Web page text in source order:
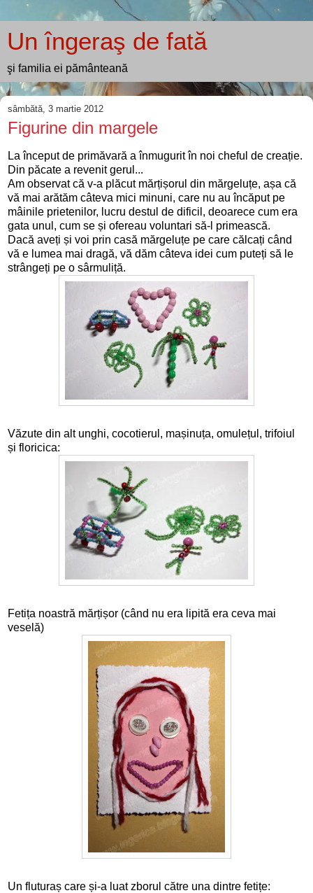
Un îngeraş de fată
şi familia ei pământeană
sâmbătă, 3 martie 2012
Figurine din margele
La început de primăvară a înmugurit în noi cheful de creație.
Din păcate a revenit gerul...
Am observat că v-a plăcut mărțișorul din mărgeluțe, așa că
vă mai arătăm câteva mici minuni, care nu au încăput pe
mâinile prietenilor, lucru destul de dificil, deoarece cum era
gata unul, cum se și ofereau voluntari să-l primească.
Dacă aveți și voi prin casă mărgeluțe pe care călcați când
vă e lumea mai dragă, vă dăm câteva idei cum puteți să le
strângeți pe o sârmuliță.
Văzute din alt unghi, cocotierul, mașinuța, omulețul, trifoiul
și floricica:
Fetița noastră mărțișor (când nu era lipită era ceva mai
veselă)
Un fluturaș care și-a luat zborul către una dintre fetițe: